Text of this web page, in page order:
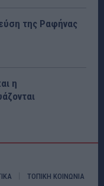
της Ραφήνας
η
ΤΟΠΙΚΗ ΚΟΙΝΩΝΙΑ